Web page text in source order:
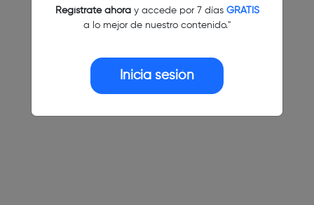
Regístrate ahoray accede por 7 días GRATIS
a lo mejor de nuestro contenido."
Inicia sesión